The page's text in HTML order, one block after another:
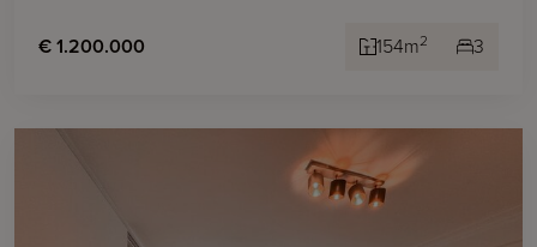
€ 1.200.000 154m2 3